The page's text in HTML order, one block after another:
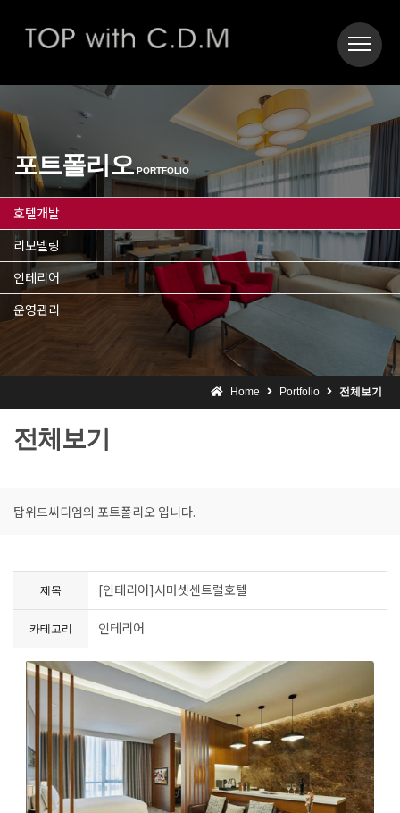
포트폴리오 PORTFOLIO
호텔개발
리모델링
인테리어
운영관리
Home Portfolio 전체보기
전체보기
탑위드씨디엠의 포트폴리오 입니다.
제목 [인테리어]서머셋센트럴호텔
카테고리 인테리어